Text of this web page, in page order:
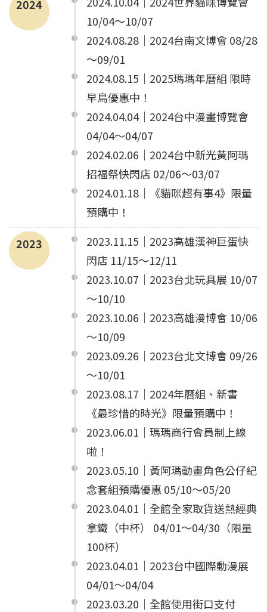
2024
10/04～10/07
2024.08.28｜2024台南文博會 08/28
～09/01
2024.08.15｜2025瑪瑪年曆組 限時
早鳥優惠中！
2024.04.04｜2024台中漫畫博覽會
04/04～04/07
2024.02.06｜2024台中新光黃阿瑪
招福祭快閃店 02/06～03/07
2024.01.18｜《貓咪超有事4》限量
預購中！
2023
2023.11.15｜2023高雄漢神巨蛋快
閃店 11/15～12/11
2023.10.07｜2023台北玩具展 10/07
～10/10
2023.10.06｜2023高雄漫博會 10/06
～10/09
2023.09.26｜2023台北文博會 09/26
～10/01
2023.08.17｜2024年曆組、新書
《最珍惜的時光》限量預購中！
2023.06.01｜瑪瑪商行會員制上線
啦！
2023.05.10｜黃阿瑪動畫角色公仔紀
念套組預購優惠 05/10～05/20
2023.04.01｜全館全家取貨送熱經典
拿鐵（中杯） 04/01～04/30（限量
100杯）
2023.04.01｜2023台中國際動漫展
04/01～04/04
2023.03.20｜全館使用街口支付